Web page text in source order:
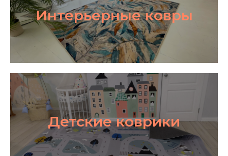
Интерьерные ковры
Детские коврики